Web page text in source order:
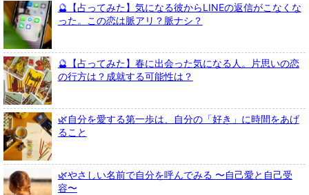
🔮【占ってみた】気になる彼からLINEの返信がこなくな
った。この恋は脈アリ？脈ナシ？
🔮【占ってみた】春に出会った気になる人。片思いの恋
の行方は？成就する可能性は？
🌿自分を愛する第一歩は、自分の「好き」に時間をあげ
ること
🌿やさしい名前で自分を呼んでみる 〜自己愛と自己受
容〜